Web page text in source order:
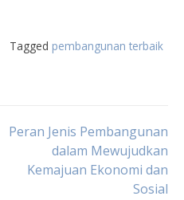
Tagged pembangunan terbaik
Peran Jenis Pembangunan
dalam Mewujudkan
Kemajuan Ekonomi dan
Sosial